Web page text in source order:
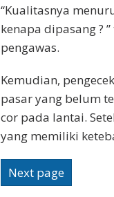
“Kualitasnya
kenapa dipasang ?
pengawas.
Kemudian,
pasar yang belum
cor pada lantai.
yang memiliki
Next page